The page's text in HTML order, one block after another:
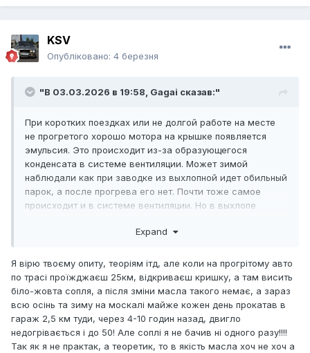
KSV
Опубліковано: 4 березня
"В 03.03.2026 в 19:58, Gagai сказав:"
При коротких поездках или не долгой работе на месте
не прогретого хорошо мотора на крышке появляется
эмульсия. Это происходит из-за образующегося
конденсата в системе вентиляции. Может зимой
наблюдали как при заводке из выхлопной идет обильный
парок, а после прогрева его нет. Почти тоже самое
происходит и в системе вентиляции. Но в выхлопе
градусов, а в движке это длительный процесс при 80-90
на прогретом моторе. Это происходит на любых маслах.
Страшного ничего в этом нет. В зимний период это
проявляется сильнее.
Expand
Я вірю твоєму опиту, теоріям ітд, але коли на прогрітому авто
по трасі проїжджаєш 25км, відкриваєш кришку, а там висить
біло-жовта сопля, а після зміни масла такого немає, а зараз
всю осінь та зиму на москалі майже кожен день прокатав в
гараж 2,5 км туди, через 4-10 годин назад, двигло
недогрівається і до 50! Але соплі я не бачив ні одного разу!!!!
Так як я не практак, а теоретик, то в якість масла хоч не хоч а